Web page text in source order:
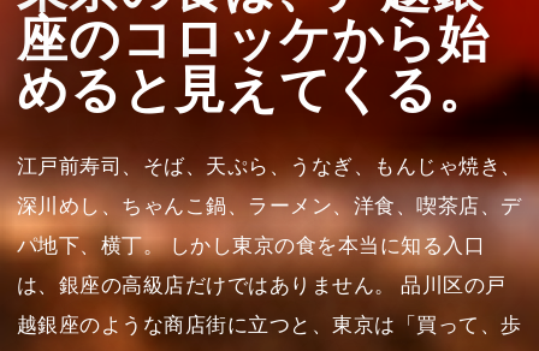
座のコロッケから始
めると見えてくる。
江戸前寿司、そば、天ぷら、うなぎ、もんじゃ焼き、
深川めし、ちゃんこ鍋、ラーメン、洋食、喫茶店、デ
パ地下、横丁。 しかし東京の食を本当に知る入口
は、銀座の高級店だけではありません。 品川区の戸
越銀座のような商店街に立つと、東京は「買って、歩